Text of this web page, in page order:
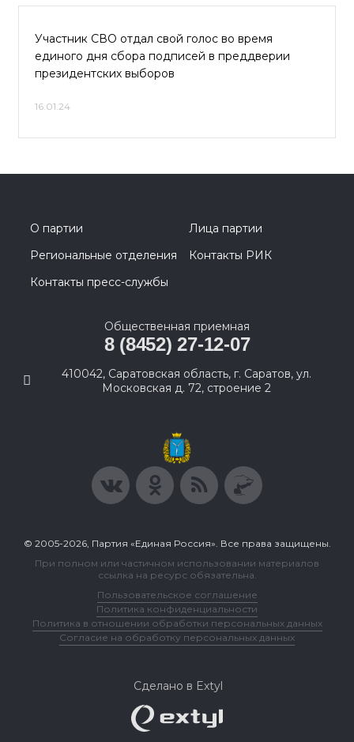
Участник СВО отдал свой голос во время
единого дня сбора подписей в преддверии
президентских выборов
16.01.24
О партии
Лица партии
Региональные отделения
Контакты РИК
Контакты пресс-службы
Общественная приемная
8 (8452) 27-12-07
410042, Саратовская область, г. Саратов, ул.
Московская д. 72, строение 2
© 2005-2026, Партия «Единая Россия». Все права защищены.
При полном или частичном использовании материалов
ссылка на ресурс обязательна.
Пользовательское соглашение
Политика конфиденциальности
Политика в отношении обработки персональных данных
Согласие на обработку персональных данных
Сделано в Extyl